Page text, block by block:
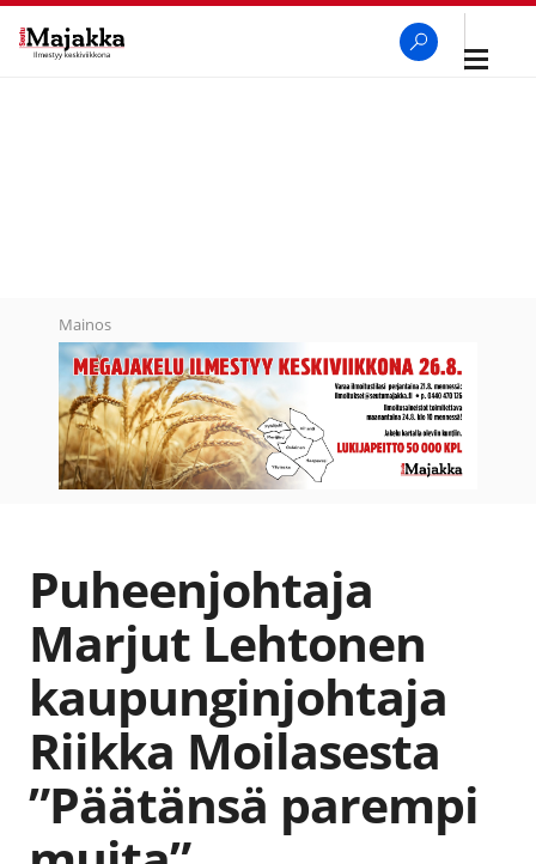
Avaa
Mainos
Puheenjohtaja
Marjut Lehtonen
kaupunginjohtaja
Riikka Moilasesta
”Päätänsä parempi